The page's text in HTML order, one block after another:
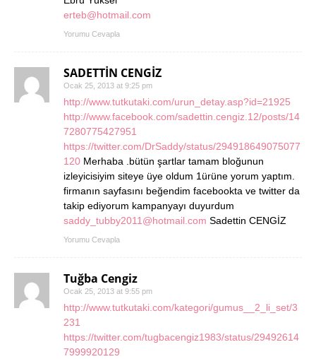
erteb@hotmail.com
Yorumu Cevapla
SADETTİN CENGİZ
Ocak 25, 2013 at 9:25 pm
http://www.tutkutaki.com/urun_detay.asp?id=21925
http://www.facebook.com/sadettin.cengiz.12/posts/14
7280775427951
https://twitter.com/DrSaddy/status/294918649075077
120 Merhaba .bütün şartlar tamam bloğunun
izleyicisiyim siteye üye oldum 1ürüne yorum yaptım.
firmanın sayfasını beğendim facebookta ve twitter da
takip ediyorum kampanyayı duyurdum
saddy_tubby2011@hotmail.com Sadettin CENGİZ
Yorumu Cevapla
Tuğba Cengiz
Ocak 25, 2013 at 9:55 pm
http://www.tutkutaki.com/kategori/gumus__2_li_set/3
231
https://twitter.com/tugbacengiz1983/status/29492614
7999920129